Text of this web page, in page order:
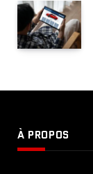
À PROPOS